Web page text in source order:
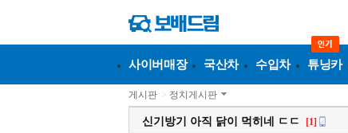
사이버매장 국산차 수입차 튜닝카
게시판 > 정치게시판
신기방기 아직 닭이 먹히네 ㄷㄷ [1]